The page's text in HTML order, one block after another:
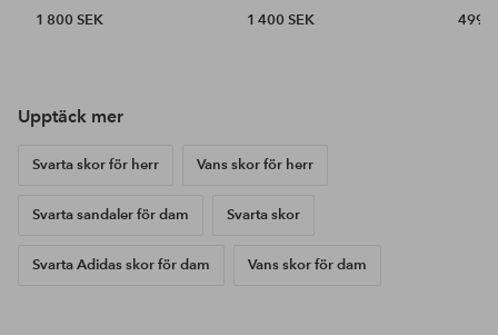
1 800 SEK
1 400 SEK
499
Upptäck mer
Svarta skor för herr Vans skor för herr
Svarta sandaler för dam Svarta skor
Svarta Adidas skor för dam Vans skor för dam